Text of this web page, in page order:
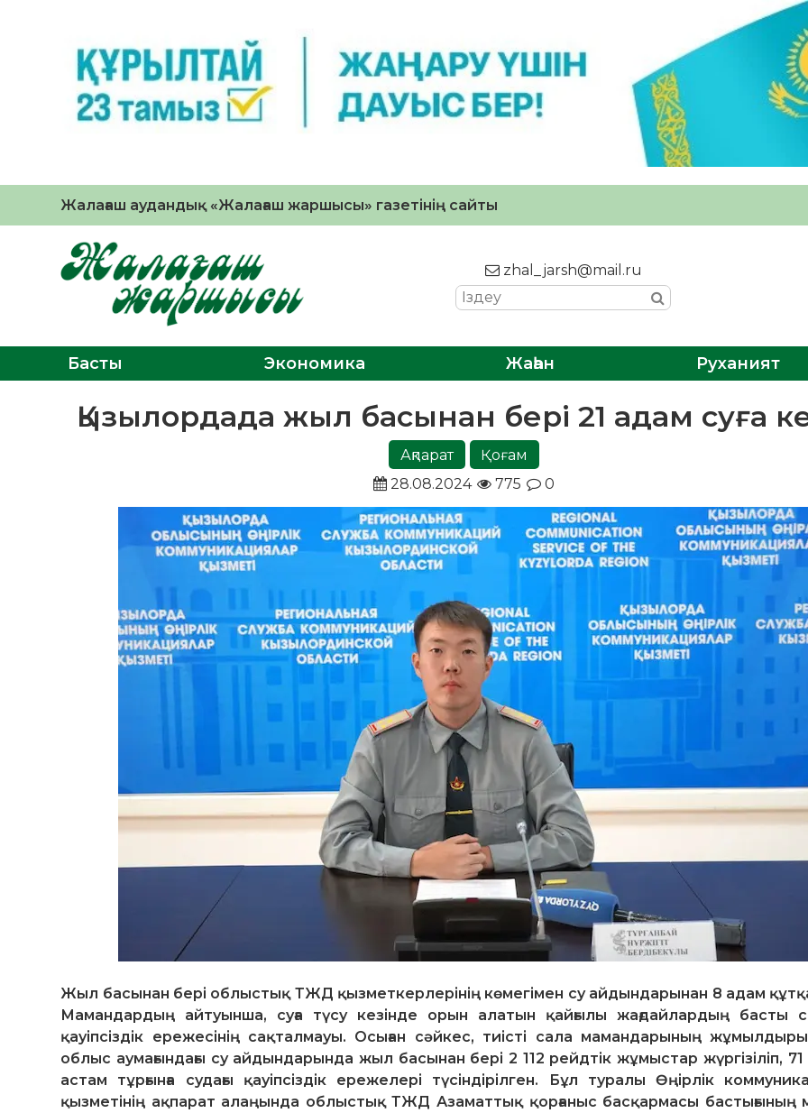
Жалағаш аудандық «Жалағаш жаршысы» газетінің сайты
zhal_jarsh@mail.ru
Басты Экономика Жаһан Руханият
Қызылордада жыл басынан бері 21 адам суға
Ақпарат
Қоғам
28.08.2024
775 0
Жыл басынан бері облыстық ТЖД қызметкерлерінің көмегімен су айдындарынан 8 адам
Мамандардың айтуынша, суға түсу кезінде орын алатын қайғылы жағдайлардың басты
қауіпсіздік ережесінің сақталмауы. Осыған сәйкес, тиісті сала мамандарының
облыс аумағындағы су айдындарында жыл басынан бері 2 112 рейдтік жұмыстар жүргізіліп,
астам тұрғынға судағы қауіпсіздік ережелері түсіндірілген. Бұл туралы Өңірлік
қызметінің ақпарат алаңында облыстық ТЖД Азаматтық қорғаныс басқармасы бастығының